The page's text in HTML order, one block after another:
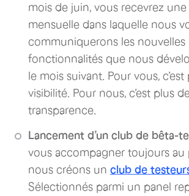
mois de juin, vous recevrez
mensuelle dans laquelle nous
communiquerons les nouvelles
fonctionnalités que nous
le mois suivant. Pour vous, c’est
visibilité. Pour nous, c’est plus
transparence.
Lancement d’un club de bêta-
vous accompagner toujours au
nous créons un club de
Sélectionnés parmi un panel